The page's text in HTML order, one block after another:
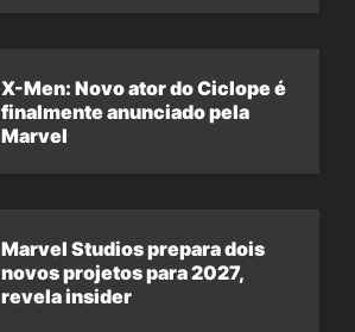
X-Men: Novo ator do Ciclope é
finalmente anunciado pela
Marvel
Marvel Studios prepara dois
novos projetos para 2027,
revela insider